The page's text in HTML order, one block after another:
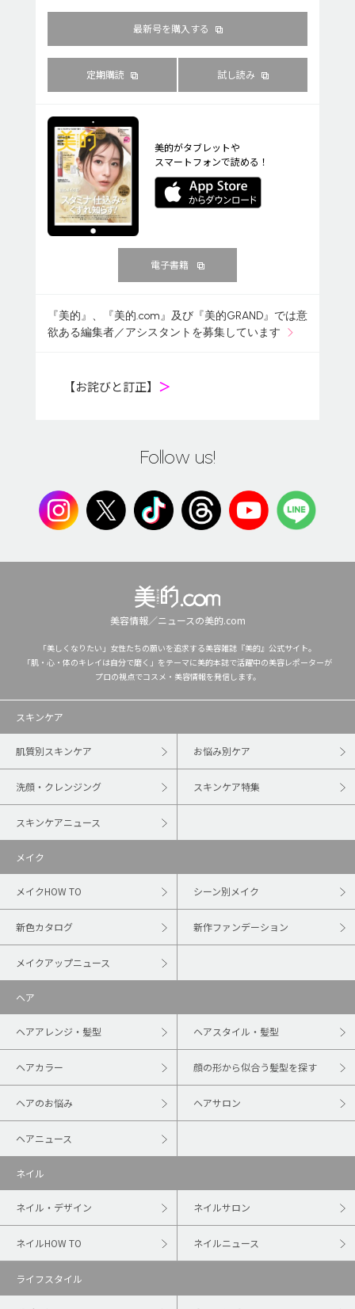
最新号を購入する
定期購読 試し読み
美的がタブレットや
スマートフォンで読める！
電子書籍
『美的』、『美的.com』及び『美的GRAND』では意
欲ある編集者／アシスタントを募集しています
【お詫びと訂正】 ＞
Follow us!
美容情報／ニュースの美的.com
「美しくなりたい」女性たちの願いを追求する美容雑誌『美的』公式サイト。
「肌・心・体のキレイは自分で磨く」をテーマに美的本誌で活躍中の美容レポーターが
プロの視点でコスメ・美容情報を発信します。
スキンケア
肌質別スキンケア お悩み別ケア
洗顔・クレンジング スキンケア特集
スキンケアニュース
メイク
メイクHOW TO シーン別メイク
新色カタログ 新作ファンデーション
メイクアップニュース
ヘア
ヘアアレンジ・髪型 ヘアスタイル・髪型
ヘアカラー 顔の形から似合う髪型を探す
ヘアのお悩み ヘアサロン
ヘアニュース
ネイル
ネイル・デザイン ネイルサロン
ネイルHOW TO ネイルニュース
ライフスタイル